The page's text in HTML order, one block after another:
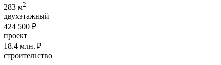
283 м2
двухэтажный
424 500 ₽
проект
18.4 млн. ₽
строительство